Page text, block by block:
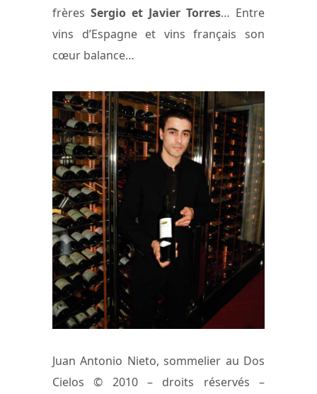
frères Sergio et Javier Torres… Entre
vins d’Espagne et vins français son
cœur balance…
Juan Antonio Nieto, sommelier au Dos
Cielos © 2010 – droits réservés –